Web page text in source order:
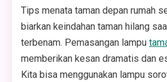
Tips menata taman depan rumah
biarkan keindahan taman hilang
terbenam. Pemasangan lampu
memberikan kesan dramatis dan
Kita bisa menggunakan lampu